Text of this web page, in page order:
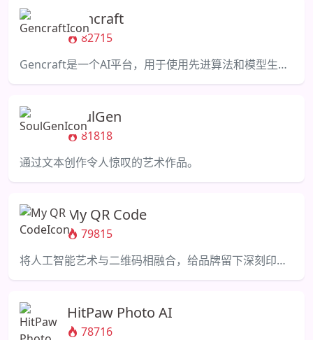
Gencraft
82715
Gencraft是一个AI平台，用于使用先进算法和模型生成独特艺术。
SoulGen
81818
通过文本创作令人惊叹的艺术作品。
My QR Code
79815
将人工智能艺术与二维码相融合，给品牌留下深刻印象。
HitPaw Photo AI
78716